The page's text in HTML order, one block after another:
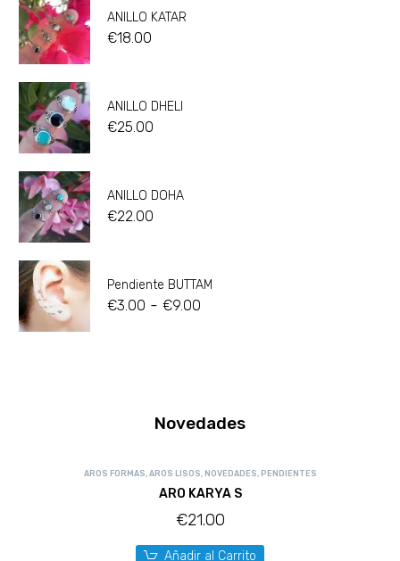
ANILLO KATAR
€18.00
ANILLO DHELI
€25.00
ANILLO DOHA
€22.00
Pendiente BUTTAM
€3.00 - €9.00
Novedades
AROS FORMAS AROS LISOS NOVEDADES PENDIENTES
ARO KARYA S
€21.00
Añadir al Carrito